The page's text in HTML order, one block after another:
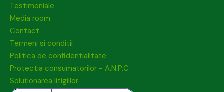
Testimoniale
Media room
Contact
Termeni si conditii
Politica de confidentialitate
Protectia consumatorilor - A.N.P.C
Soluționarea litigiilor